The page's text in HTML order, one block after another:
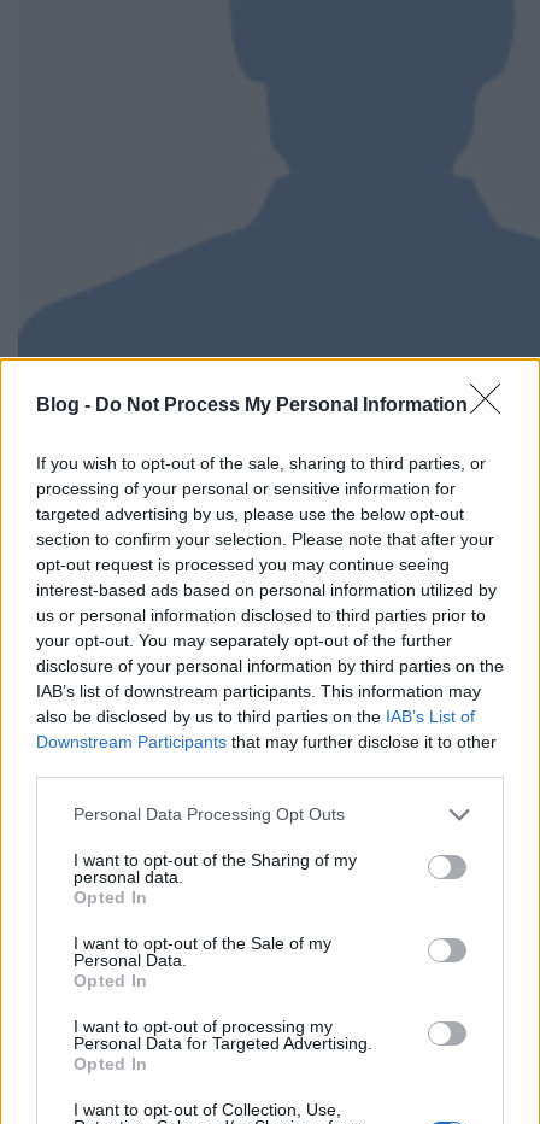
Blog - Do Not Process My Personal Information
If you wish to opt-out of the sale, sharing to third parties, or
processing of your personal or sensitive information for
targeted advertising by us, please use the below opt-out
section to confirm your selection. Please note that after your
opt-out request is processed you may continue seeing
interest-based ads based on personal information utilized by
us or personal information disclosed to third parties prior to
your opt-out. You may separately opt-out of the further
disclosure of your personal information by third parties on the
IAB’s list of downstream participants. This information may
also be disclosed by us to third parties on the IAB’s List of
Downstream Participants that may further disclose it to other
Please note that this website/app uses one or more Google
not limited to your visit or usage behaviour. You may click to
grant or deny consent to Google and its third-party tags to
use your data for below specified purposes in below Google
consent section.
Personal Data Processing Opt Outs
I want to opt-out of the Sharing of my
personal data.
Opted In
I want to opt-out of the Sale of my
Personal Data.
Opted In
I want to opt-out of processing my
Personal Data for Targeted Advertising.
Opted In
I want to opt-out of Collection, Use,
aktívan részt vesznek a tervezési folyamatban és a
fotózásban is, a gyártást viszont egy pécsi műhelyre
bízták. Táskáikat olyan srácoknak és lányoknak
szánják, "akik hajlandóak áldozni az egyediségre és
minőségre, valamint, akik rajonganak a
hobbijukért".